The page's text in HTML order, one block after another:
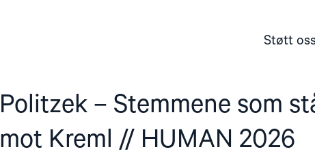
Støtt
Politzek – Stemmene som
mot Kreml // HUMAN 2026